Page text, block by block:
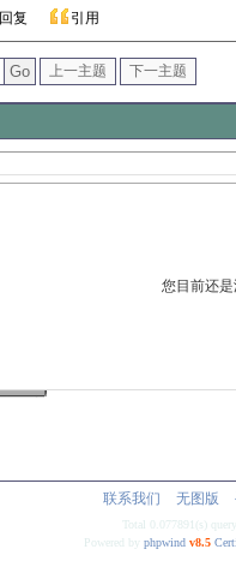
回复 引用
Go 上一主题 下一主题
您目前还
联系我们 无图版
Total 0.077891(s)
Powered byphpwind v8.5